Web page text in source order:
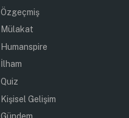
Özgeçmiş
Mülakat
Humanspire
İlham
Quiz
Kişisel Gelişim